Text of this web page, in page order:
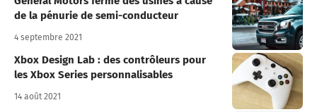
de la pénurie de semi-conducteur
4 septembre 2021
Xbox Design Lab : des contrôleurs pour
les Xbox Series personnalisables
14 août 2021